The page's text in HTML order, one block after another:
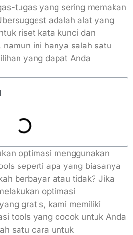
tugas yang sering memakan
adalah alat yang
riset kata kunci dan
namun ini hanya salah satu
yang dapat Anda
optimasi menggunakan
seperti apa yang biasanya
berbayar atau tidak? Jika
optimasi
gratis, kami memiliki
tools yang cocok untuk Anda
satu cara untuk